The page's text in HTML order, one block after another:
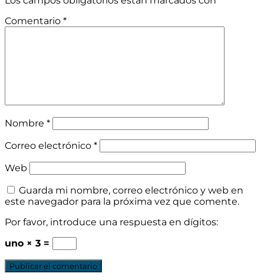
Comentario *
Nombre *
Correo electrónico *
Web
Guarda mi nombre, correo electrónico y web en
este navegador para la próxima vez que comente.
Por favor, introduce una respuesta en dígitos:
uno × 3 =